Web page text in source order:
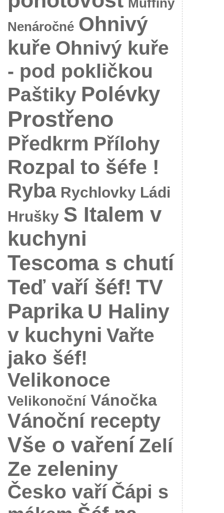
Muffiny
Nenáročné Ohnivý
kuře Ohnivý kuře
- pod pokličkou
Paštiky Polévky
Prostřeno
Předkrm Přílohy
Rozpal to šéfe !
Ryba Rychlovky Ládi
Hrušky S Italem v
kuchyni
Tescoma s chutí
Teď vaří šéf! TV
Paprika U Haliny
v kuchyni Vařte
jako šéf!
Velikonoce
Velikonoční Vánočka
Vánoční recepty
Vše o vaření Zelí
Ze zeleniny
Česko vaří Čápi s